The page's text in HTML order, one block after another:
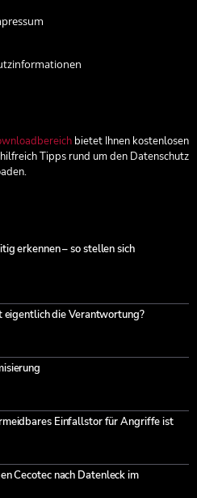
bietet Ihnen kostenlosen
Tipps rund um den Datenschutz
erkennen – so stellen sich
die Verantwortung?
Einfallstor für Angriffe ist
Cecotec nach Datenleck im